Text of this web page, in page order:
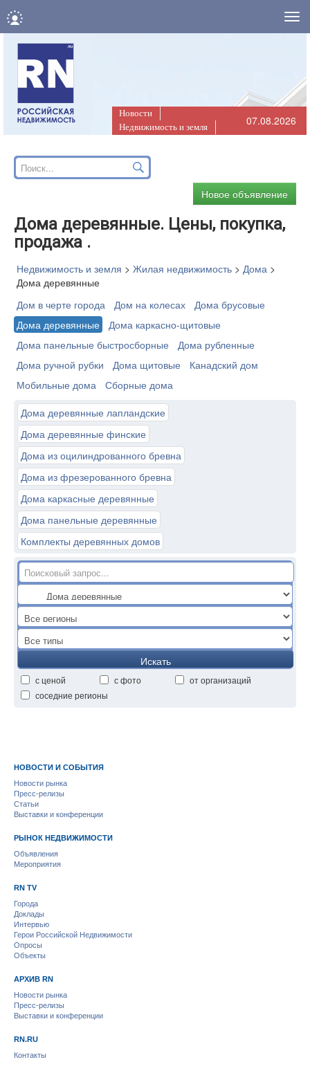
Новости
Недвижимость и земля
07.08.2026
Новое объявление
Дома деревянные. Цены, покупка,
продажа .
Недвижимость и земля > Жилая недвижимость > Дома >
Дома деревянные
Дом в черте города
Дом на колесах
Дома брусовые
Дома деревянные
Дома каркасно-щитовые
Дома панельные быстросборные
Дома рубленные
Дома ручной рубки
Дома щитовые
Канадский дом
Мобильные дома
Сборные дома
Дома деревянные лапландские
Дома деревянные финские
Дома из оцилиндрованного бревна
Дома из фрезерованного бревна
Дома каркасные деревянные
Дома панельные деревянные
Комплекты деревянных домов
Искать
с ценой с фото
от организаций
соседние регионы
НОВОСТИ И СОБЫТИЯ
Новости рынка
Пресс-релизы
Статьи
Выставки и конференции
РЫНОК НЕДВИЖИМОСТИ
Объявления
Мероприятия
RN TV
Города
Доклады
Интервью
Герои Российской Недвижимости
Опросы
Объекты
АРХИВ RN
Новости рынка
Пресс-релизы
Выставки и конференции
RN.RU
Контакты